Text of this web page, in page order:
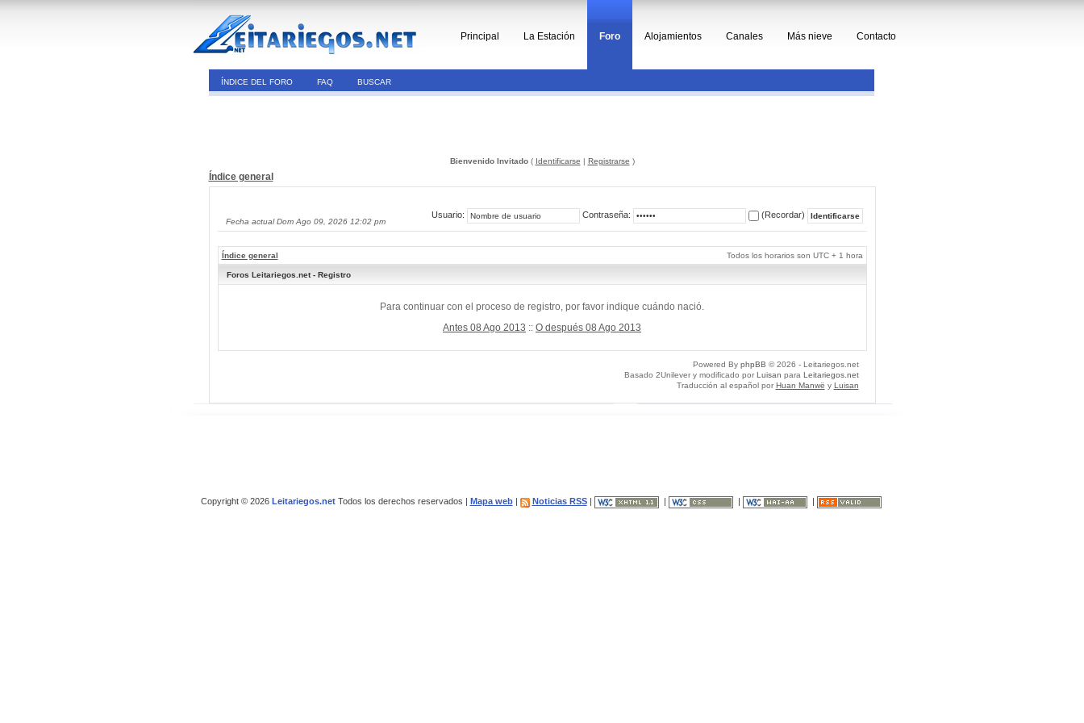
Principal La Estación Foro Alojamientos Canales Más nieve Contacto
ÍNDICE DEL FORO FAQ BUSCAR
Bienvenido Invitado( Identificarse | Registrarse )
Índice general
Fecha actual Dom Ago 09, 2026 12:02 pm
Usuario: Contraseña: (Recordar)
Índice general Todos los horarios son UTC + 1 hora
Foros Leitariegos.net - Registro
Para continuar con el proceso de registro, por favor indique cuándo nació.
Antes 08 Ago 2013 :: O después 08 Ago 2013
Powered By phpBB © 2026 - Leitariegos.net
Basado 2Unilever y modificado por Luisan para Leitariegos.net
Traducción al español por Huan Manwë y Luisan
Copyright © 2026 Leitariegos.netTodos los derechos reservados | Mapa web| Noticias RSS|